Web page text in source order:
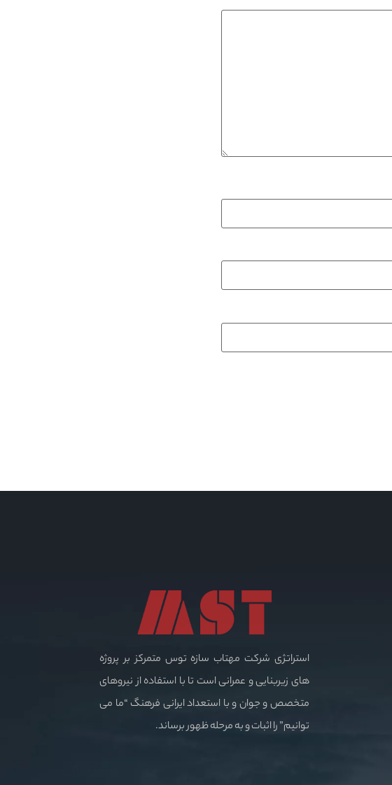
استراتژی شرکت مهتاب سازه توس متمرکز بر پروژه
های زیربنایی و عمرانی است تا با استفاده از نیروهای
متخصص و جوان و با استعداد ایرانی فرهنگ “ما می
توانیم” را اثبات و به مرحله ظهور برساند.